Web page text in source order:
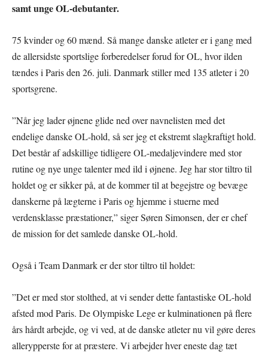
samt unge OL-debutanter.
75 kvinder og 60 mænd. Så mange danske atleter er i gang med
de allersidste sportslige forberedelser forud for OL, hvor ilden
tændes i Paris den 26. juli. Danmark stiller med 135 atleter i 20
sportsgrene.
”Når jeg lader øjnene glide ned over navnelisten med det
endelige danske OL-hold, så ser jeg et ekstremt slagkraftigt hold.
Det består af adskillige tidligere OL-medaljevindere med stor
rutine og nye unge talenter med ild i øjnene. Jeg har stor tiltro til
holdet og er sikker på, at de kommer til at begejstre og bevæge
danskerne på lægterne i Paris og hjemme i stuerne med
verdensklasse præstationer,” siger Søren Simonsen, der er chef
de mission for det samlede danske OL-hold.
Også i Team Danmark er der stor tiltro til holdet:
”Det er med stor stolthed, at vi sender dette fantastiske OL-hold
afsted mod Paris. De Olympiske Lege er kulminationen på flere
års hårdt arbejde, og vi ved, at de danske atleter nu vil gøre deres
allerypperste for at præstere. Vi arbejder hver eneste dag tæt